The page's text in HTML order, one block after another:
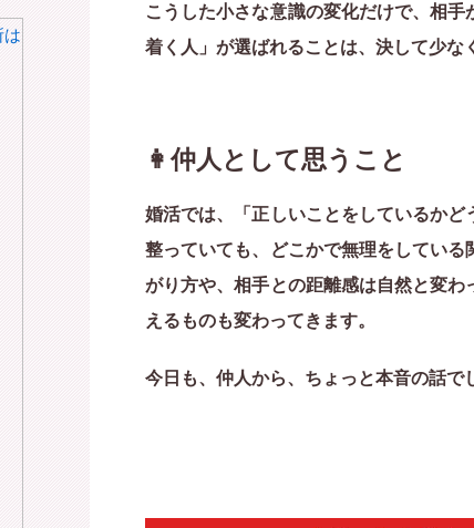
こうした小さな意識の変化だけで、相
着く人」が選ばれることは、決して少な
👩仲人として思うこと
婚活では、「正しいことをしているかど
整っていても、どこかで無理をしてい
がり方や、相手との距離感は自然と変
えるものも変わってきます。
今日も、仲人から、ちょっと本音の話で